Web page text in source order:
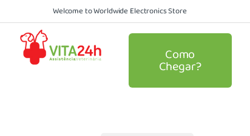
Welcome to Worldwide Electronics Store
Como
Chegar?